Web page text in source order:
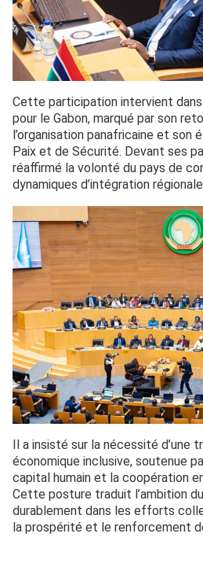
Cette participation intervient
pour le Gabon, marqué par son
l’organisation panafricaine et son
Paix et de Sécurité. Devant ses
réaffirmé la volonté du pays de
dynamiques d’intégration
Il a insisté sur la nécessité d’une
économique inclusive, soutenue
capital humain et la coopération
Cette posture traduit l’ambition du
durablement dans les efforts
la prospérité et le renforcement